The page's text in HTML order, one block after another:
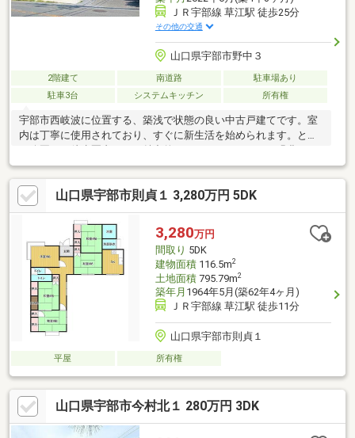
ＪＲ宇部線 草江駅 徒歩25分
その他の交通
山口県宇部市野中３
2階建て 南道路
駐車場あり
駐車3台
システムキッチン 所有権
宇部市西岐波に位置する、築浅で状態の良い中古戸建てです。室
内は丁寧に使用されており、すぐに新生活を始められます。とき
広大な敷地には、動物園や遊園地、ときわミュージアムなどがあ
り、ご家族のレジャーに最適な環境です。四季折々の花々やイベ
ントも楽しめ、日常に彩りを与えてくれます。
山口県宇部市則貞１ 3,280万円 5DK
3,280万円
間取り 5DK
建物面積116.5m2
土地面積795.79m2
築年月 1964年5月(築62年4ヶ月)
ＪＲ宇部線 草江駅 徒歩11分
山口県宇部市則貞１
平屋 所有権
山口県宇部市今村北１ 280万円 3DK